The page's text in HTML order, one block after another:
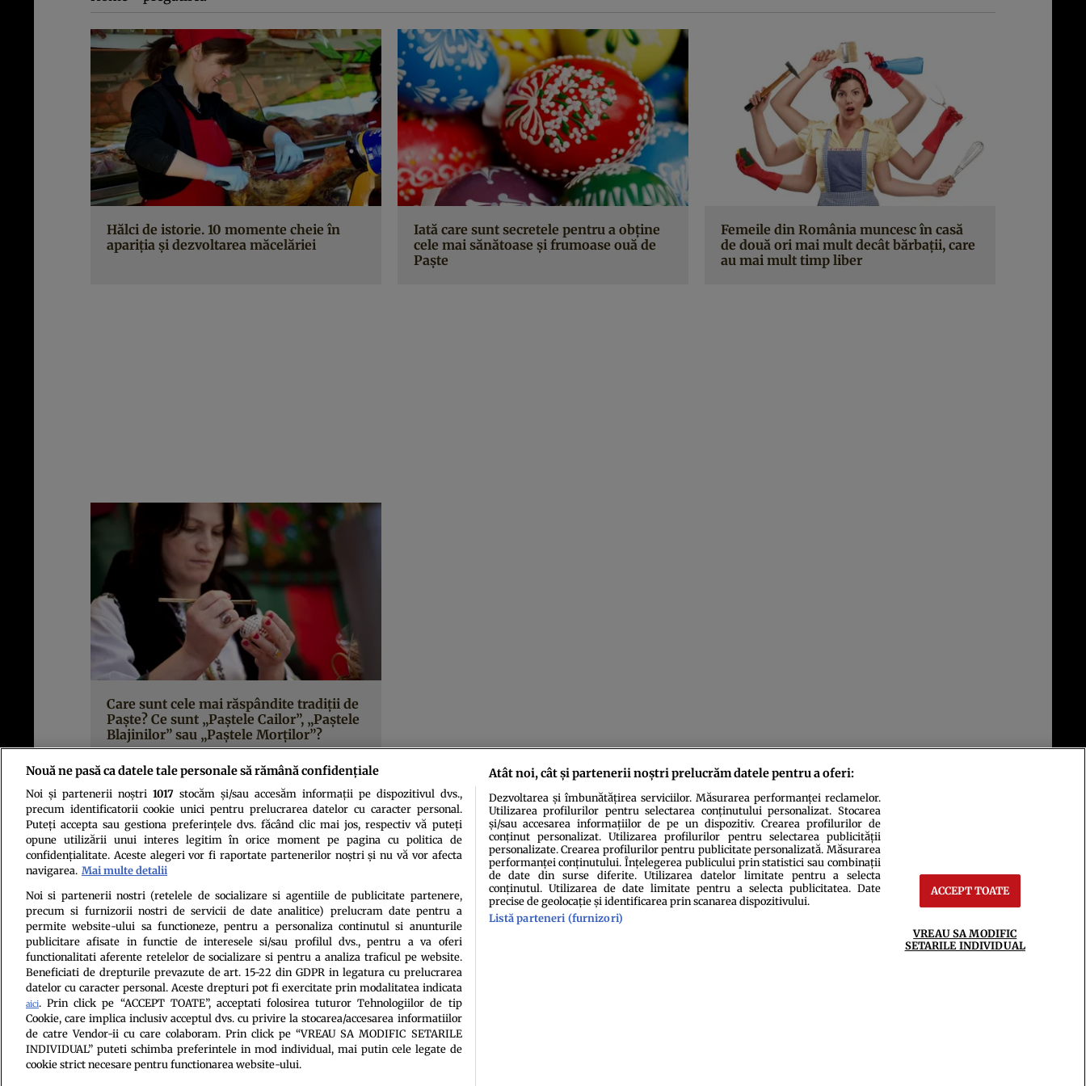
Hălci de istorie. 10 momente cheie în
apariţia şi dezvoltarea măcelăriei
Iată care sunt secretele pentru a obţine
cele mai sănătoase şi frumoase ouă de
Paşte
Femeile din România muncesc în casă
de două ori mai mult decât bărbaţii, care
au mai mult timp liber
Care sunt cele mai răspândite tradiţii de
Paşte? Ce sunt „Paştele Cailor”, „Paştele
Blajinilor” sau „Paştele Morţilor”?
Politica de confidenţialitatePolitica de cookiesTermeni şi condiţii Echipa redacțională ContactSetări Cookies
Citarea se poate face în limita a 250 de semne. Nici o instituţie sau persoană (site-uri, instituţii mass-media, firme de monitorizare) nu poate reproduce integral scrierile publicistice purtătoare de Drepturi de Autor.
Decizia ONJN nr. 1598/16.09.2021. Jocurile de noroc sunt interzise minorilor.
Nouă ne pasă ca datele tale personale să rămână confidențiale
Noi și partenerii noștri 1017stocăm și/sau accesăm informații pe dispozitivul dvs.,
precum identificatorii cookie unici pentru prelucrarea datelor cu caracter personal.
Puteți accepta sau gestiona preferințele dvs. făcând clic mai jos, respectiv vă puteți
opune utilizării unui interes legitim în orice moment pe pagina cu politica de
confidențialitate. Aceste alegeri vor fi raportate partenerilor noștri și nu vă vor afecta
navigarea. Mai multe detalii
Noi si partenerii nostri (retelele de socializare si agentiile de publicitate partenere,
precum si furnizorii nostri de servicii de date analitice) prelucram date pentru a
permite website-ului sa functioneze, pentru a personaliza continutul si anunturile
publicitare afisate in functie de interesele si/sau profilul dvs., pentru a va oferi
functionalitati aferente retelelor de socializare si pentru a analiza traficul pe website.
Beneficiati de drepturile prevazute de art. 15-22 din GDPR in legatura cu prelucrarea
datelor cu caracter personal. Aceste drepturi pot fi exercitate prin modalitatea indicata
aici. Prin click pe “ACCEPT TOATE”, acceptati folosirea tuturor Tehnologiilor de tip
Cookie, care implica inclusiv acceptul dvs. cu privire la stocarea/accesarea informatiilor
de catre Vendor-ii cu care colaboram. Prin click pe “VREAU SA MODIFIC SETARILE
INDIVIDUAL” puteti schimba preferintele in mod individual, mai putin cele legate de
cookie strict necesare pentru functionarea website-ului.
Atât noi, cât și partenerii noștri prelucrăm datele pentru a oferi:
Dezvoltarea și îmbunătățirea serviciilor. Măsurarea performanței reclamelor.
Utilizarea profilurilor pentru selectarea conținutului personalizat. Stocarea
și/sau accesarea informațiilor de pe un dispozitiv. Crearea profilurilor de
conținut personalizat. Utilizarea profilurilor pentru selectarea publicității
personalizate. Crearea profilurilor pentru publicitate personalizată. Măsurarea
performanței conținutului. Înțelegerea publicului prin statistici sau combinații
de date din surse diferite. Utilizarea datelor limitate pentru a selecta
conținutul. Utilizarea de date limitate pentru a selecta publicitatea. Date
precise de geolocație și identificarea prin scanarea dispozitivului.
Listă parteneri (furnizori)
ACCEPT TOATE
VREAU SA MODIFIC
SETARILE INDIVIDUAL